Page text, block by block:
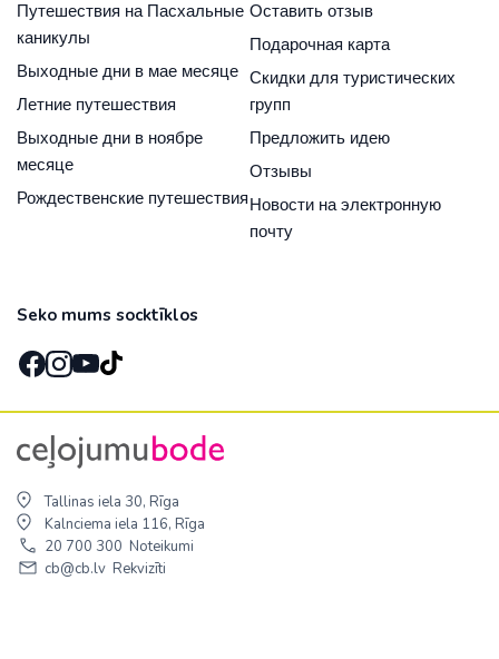
Путешествия на Пасхальные
каникулы
Выходные дни в мае месяце
Летние путешествия
Выходные дни в ноябре
месяце
Рождественские путешествия
Оставить отзыв
Подарочная карта
Скидки для туристических
групп
Предложить идею
Отзывы
Новости на электронную
почту
Seko mums socktīklos
Tallinas iela 30, Rīga
Kalnciema iela 116, Rīga
20 700 300 Noteikumi
cb@cb.lv Rekvizīti